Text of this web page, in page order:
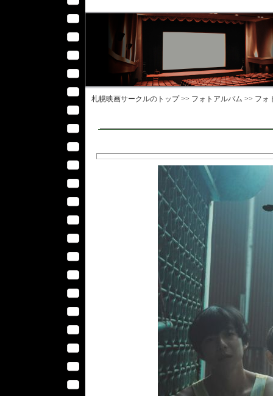
札幌映画サークルのトップ >> フォトアルバム >> フォ